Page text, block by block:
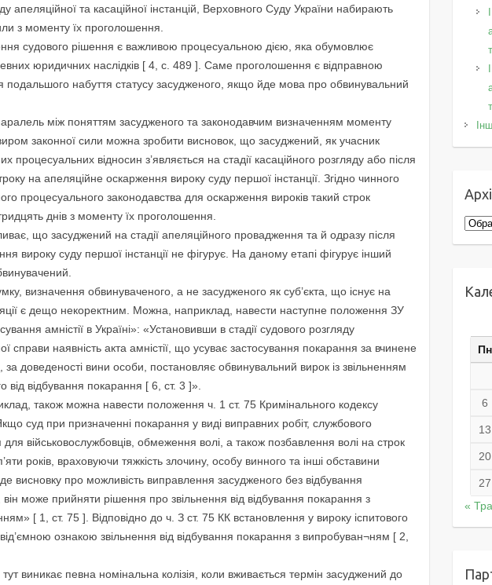
апеляційної та касаційної інстанцій, Верховного Суду України набирають
з моменту їх проголошення.
судового рішення є важливою процесуальною дією, яка обумовлює
юридичних наслідків [ 4, с. 489 ]. Саме проголошення є відправною
подальшого набуття статусу засудженого, якщо йде мова про обвинувальний
між поняттям засудженого та законодавчим визначенням моменту
законної сили можна зробити висновок, що засуджений, як учасник
процесуальних відносин з’являється на стадії касаційного розгляду або після
на апеляційне оскарження вироку суду першої інстанції. Згідно чинного
процесуального законодавства для оскарження вироків такий строк
днів з моменту їх проголошення.
що засуджений на стадії апеляційного провадження та й одразу після
вироку суду першої інстанції не фігурує. На даному етапі фігурує інший
визначення обвинуваченого, а не засудженого як суб’єкта, що існує на
є дещо некоректним. Можна, наприклад, навести наступне положення ЗУ
амністії в Україні»: «Установивши в стадії судового розгляду
справи наявність акта амністії, що усуває застосування покарання за вчинене
за доведеності вини особи, постановляє обвинувальний вирок із звільненням
від відбування покарання [ 6, ст. 3 ]».
також можна навести положення ч. 1 ст. 75 Кримінального кодексу
суд при призначенні покарання у виді виправних робіт, службового
військовослужбовців, обмеження волі, а також позбавлення волі на строк
років, враховуючи тяжкість злочину, особу винного та інші обставини
висновку про можливість виправлення засудженого без відбування
може прийняти рішення про звільнення від відбування покарання з
[ 1, ст. 75 ]. Відповідно до ч. З ст. 75 КК встановлення у вироку іспитового
ознакою звільнення від відбування покарання з випробуван¬ням [ 2,
виникає певна номінальна колізія, коли вживається термін засуджений до
Пн
6
13
20
27
« Тра